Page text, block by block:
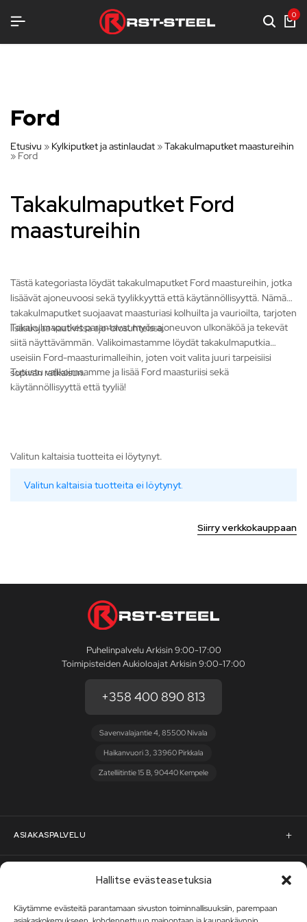
Hallitse evästeasetuksia
Käytämme evästeitä parantamaan sivuston toiminnallisuuksiin, parempaan
TERÄKSENLUJAA VARUSTELUA
TERÄKSENLUJAA VARUSTELUA
TERÄKSENLUJAA VARUSTELUA 0
Ford
Etusivu » Kylkiputket ja astinlaudat »Takakulmaputket maastureihin
» Ford
Takakulmaputket Ford
maastureihin
Tästä kategoriasta löydät takakulmaputket Ford maastureihin, jotka
lisäävät ajoneuvoosi sekä tyylikkyyttä että käytännöllisyyttä. Nämä
takakulmaputket suojaavat maasturiasi kolhuilta ja vaurioilta, tarjoten
lisäsuojaa vaativissa ajo-olosuhteissa.
Takakulmaputket parantavat myös ajoneuvon ulkonäköä ja tekevät
siitä näyttävämmän. Valikoimastamme löydät takakulmaputkia
useisiin Ford-maasturimalleihin, joten voit valita juuri tarpeisiisi
sopivan ratkaisun.
Tutustu valikoimaamme ja lisää Ford maasturiisi sekä
käytännöllisyyttä että tyyliä!
Valitun kaltaisia tuotteita ei löytynyt.
Valitun kaltaisia tuotteita ei löytynyt.
Siirry verkkokauppaan
Puhelinpalvelu Arkisin 9:00-17:00
Toimipisteiden Aukioloajat Arkisin 9:00-17:00
+358 400 890 813
Savenvalajantie 4, 85500 Nivala
Haikanvuori 3, 33960 Pirkkala
Zatelliitintie 15 B, 90440 Kempele
ASIAKASPALVELU
Pyydä tarjous
RST-Steelin tarina